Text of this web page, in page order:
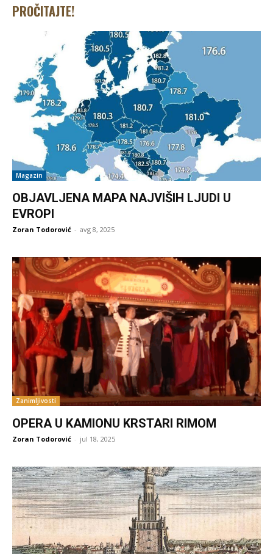
PROČITAJTE!
Magazin
OBJAVLJENA MAPA NAJVIŠIH LJUDI U
EVROPI
Zoran Todorović - avg 8, 2025
Zanimljivosti
OPERA U KAMIONU KRSTARI RIMOM
Zoran Todorović - jul 18, 2025